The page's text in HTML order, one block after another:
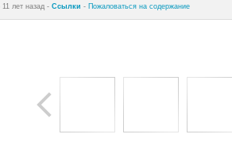
11 лет назад - Ссылки - Пожаловаться на содержание